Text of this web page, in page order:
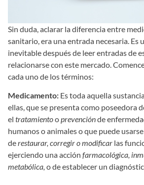
Sin duda, aclarar la diferencia entre
sanitario, era una entrada necesaria. Es
inevitable después de leer entradas de
relacionarse con este mercado.
cada uno de los términos:
Medicamento: Es toda aquella
ellas, que se presenta como poseedora
el tratamientooprevenciónde
humanos o animales o que puede
derestaurar, corregir o modificar las
ejerciendo una acción farmacológica,
metabólica, o de establecer un